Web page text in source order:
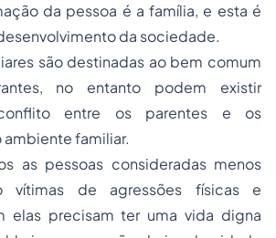
da pessoa é a família, e esta é
da sociedade.
são destinadas ao bem comum
no entanto podem existir
entre os parentes e os
familiar.
as pessoas consideradas menos
vítimas de agressões físicas e
elas precisam ter uma vida digna